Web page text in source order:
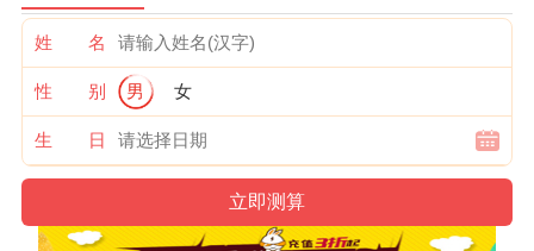
姓 名
性 别 男 女
生 日